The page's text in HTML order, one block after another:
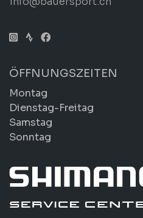
ÖFFNUNGSZEITEN
Montag
Dienstag-Freitag
Samstag
Sonntag